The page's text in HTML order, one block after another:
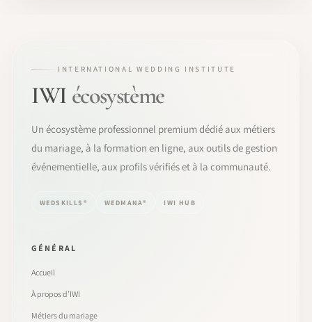
INTERNATIONAL WEDDING INSTITUTE
IWI écosystème
Un écosystème professionnel premium dédié aux métiers
du mariage, à la formation en ligne, aux outils de gestion
événementielle, aux profils vérifiés et à la communauté.
WEDSKILLS® WEDMANA® IWI HUB
GÉNÉRAL
Accueil
À propos d’IWI
Métiers du mariage